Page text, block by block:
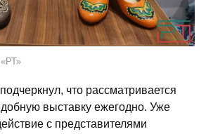
что рассматривается
выставку ежегодно. Уже
с представителями